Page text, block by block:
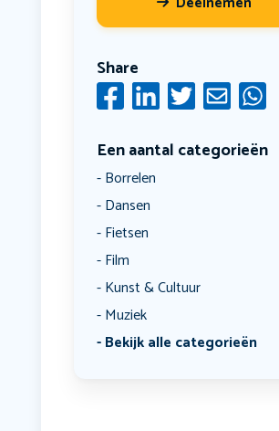
Share
Een aantal categorieën
Borrelen
Dansen
Fietsen
Film
Kunst & Cultuur
Muziek
Bekijk alle categorieën